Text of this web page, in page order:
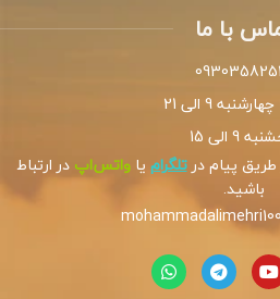
با ما
9 الی 21
9 الی 15
طریق پیام درتلگرام یاواتس‌اپدر ارتباط
باشید.